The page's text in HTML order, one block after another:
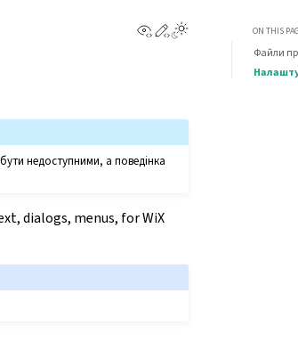
View this page
Edit this page
недоступними, а поведінка
dialogs, menus, for WiX
ON THIS
Файли